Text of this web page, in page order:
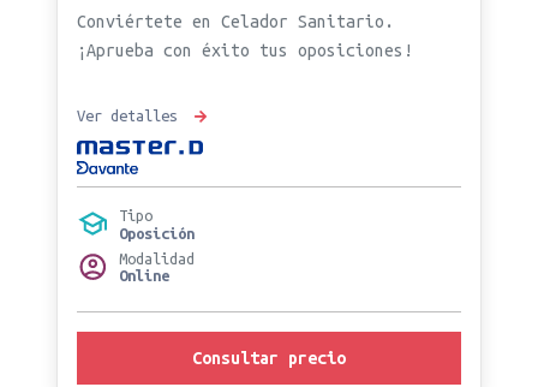
Conviértete en Celador Sanitario.
¡Aprueba con éxito tus oposiciones!
Ver detalles
Tipo
Oposición
Modalidad
Online
Consultar precio